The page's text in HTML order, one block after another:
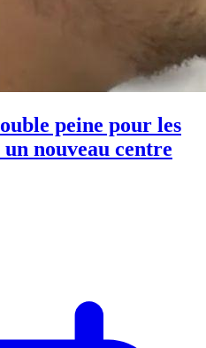
peine pour les
nouveau centre